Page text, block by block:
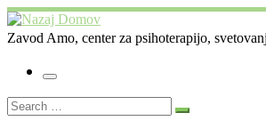
Skoči
na
Zavod Amo, center za psihoterapijo,
Meni
Search
Search